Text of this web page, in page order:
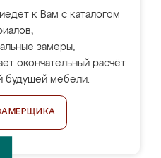
к Вам с каталогом
замеры,
окончательный расчёт
будущей мебели.